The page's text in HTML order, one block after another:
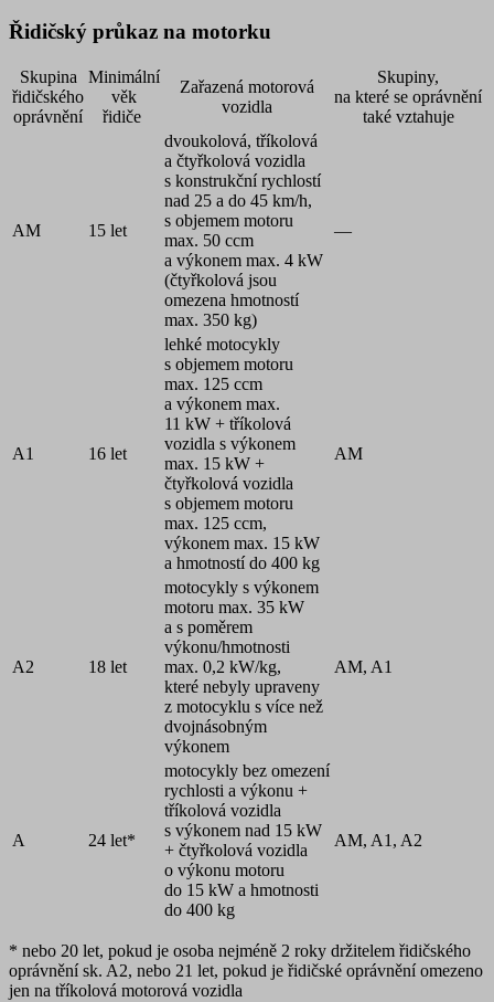
Řidičský průkaz na motorku
Skupina
řidičského
oprávnění
Minimální
věk
řidiče
Zařazená motorová
vozidla
Skupiny,
na které se oprávnění
také vztahuje
AM 15 let
dvoukolová, tříkolová
a čtyřkolová vozidla
s konstrukční rychlostí
nad 25 a do 45 km/h,
s objemem motoru
max. 50 ccm
a výkonem max. 4 kW
(čtyřkolová jsou
omezena hmotností
max. 350 kg)
—
A1 16 let
lehké motocykly
s objemem motoru
max. 125 ccm
a výkonem max.
11 kW + tříkolová
vozidla s výkonem
max. 15 kW +
čtyřkolová vozidla
s objemem motoru
max. 125 ccm,
výkonem max. 15 kW
a hmotností do 400 kg
AM
A2 18 let
motocykly s výkonem
motoru max. 35 kW
a s poměrem
výkonu/hmotnosti
max. 0,2 kW/kg,
které nebyly upraveny
z motocyklu s více než
dvojnásobným
výkonem
AM, A1
A 24 let*
motocykly bez omezení
rychlosti a výkonu +
tříkolová vozidla
s výkonem nad 15 kW
+ čtyřkolová vozidla
o výkonu motoru
do 15 kW a hmotnosti
do 400 kg
AM, A1, A2
* nebo 20 let, pokud je osoba nejméně 2 roky držitelem řidičského
oprávnění sk. A2, nebo 21 let, pokud je řidičské oprávnění omezeno
jen na tříkolová motorová vozidla